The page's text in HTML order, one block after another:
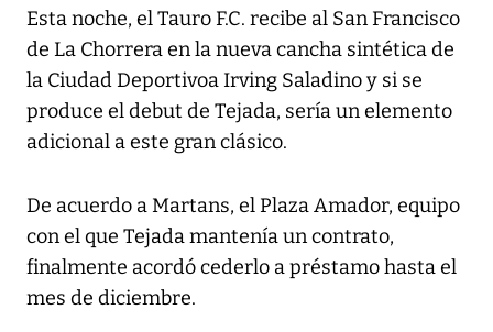
Esta noche, el Tauro F.C. recibe al San Francisco
de La Chorrera en la nueva cancha sintética de
la Ciudad Deportivoa Irving Saladino y si se
produce el debut de Tejada, sería un elemento
adicional a este gran clásico.
De acuerdo a Martans, el Plaza Amador, equipo
con el que Tejada mantenía un contrato,
finalmente acordó cederlo a préstamo hasta el
mes de diciembre.